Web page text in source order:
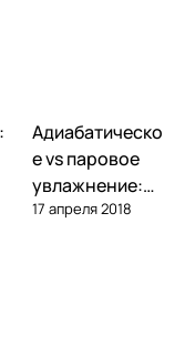
Увлажнение
Адиабатическо
е vs паровое
увлажнение:
что выбрать
17 апреля 2018